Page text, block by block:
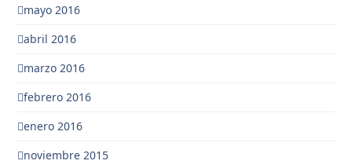
mayo 2016
abril 2016
marzo 2016
febrero 2016
enero 2016
noviembre 2015